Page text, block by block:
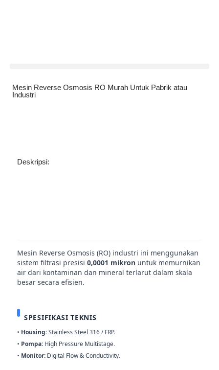
Mesin Reverse Osmosis RO Murah Untuk Pabrik atau
Industri
Deskripsi:
Mesin Reverse Osmosis (RO) industri ini menggunakan
sistem filtrasi presisi 0,0001 mikron untuk memurnikan
air dari kontaminan dan mineral terlarut dalam skala
besar secara efisien.
SPESIFIKASI TEKNIS
• Housing:Stainless Steel 316 / FRP.
• Pompa: High Pressure Multistage.
• Monitor: Digital Flow & Conductivity.